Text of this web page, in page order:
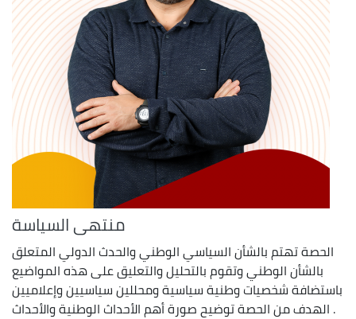
منتهى السياسة
الحصة تهتم بالشأن السياسي الوطني والحدث الدولي المتعلق
بالشأن الوطني وتقوم بالتحليل والتعليق على هذه المواضيع
باستضافة شخصيات وطنية سياسية ومحللين سياسيين وإعلاميين
. الهدف من الحصة توضيح صورة أهم الأحداث الوطنية والأحداث